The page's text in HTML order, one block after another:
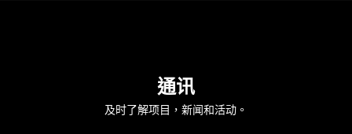
通讯
及时了解项目，新闻和活动。